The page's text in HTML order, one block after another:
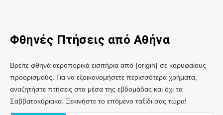
Φθηνές Πτήσεις από Αθήνα
Βρείτε φθηνά αεροπορικά εισιτήρια από {origin} σε κορυφαίους
προορισμούς. Για να εξοικονομήσετε περισσότερα χρήματα,
αναζητήστε πτήσεις στα μέσα της εβδομάδας και όχι τα
Σαββατοκύριακα. Ξεκινήστε το επόμενο ταξίδι σας τώρα!